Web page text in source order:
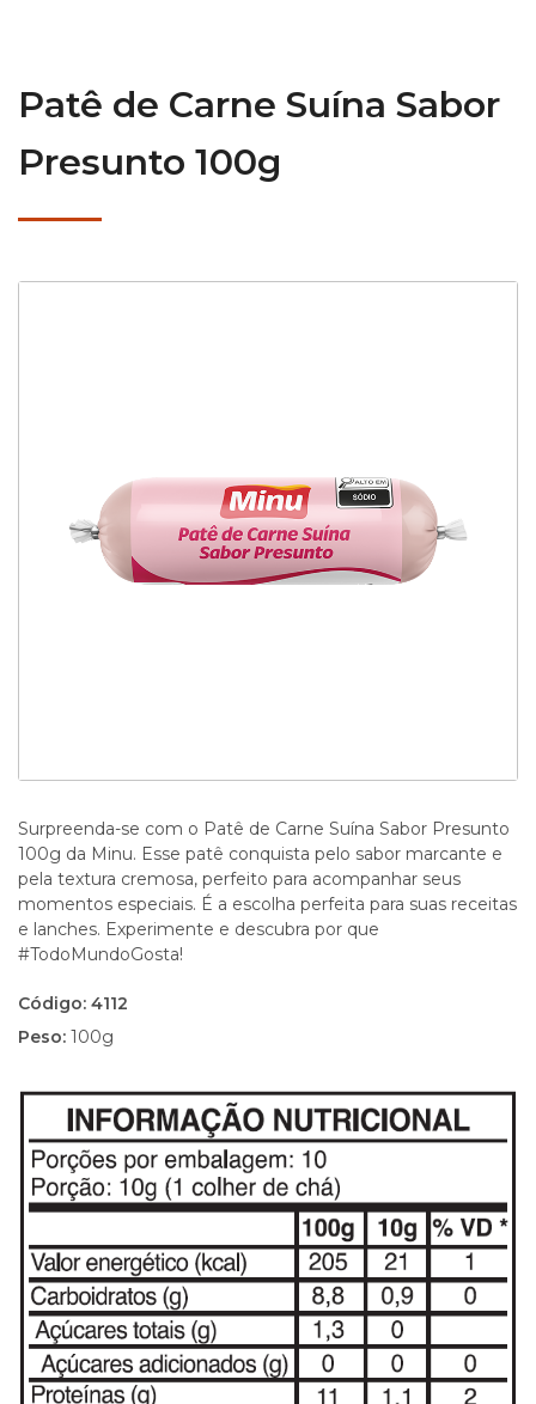
Patê de Carne Suína Sabor
Presunto 100g
Surpreenda-se com o Patê de Carne Suína Sabor Presunto
100g da Minu. Esse patê conquista pelo sabor marcante e
pela textura cremosa, perfeito para acompanhar seus
momentos especiais. É a escolha perfeita para suas receitas
e lanches. Experimente e descubra por que
#TodoMundoGosta!
Código: 4112
Peso: 100g